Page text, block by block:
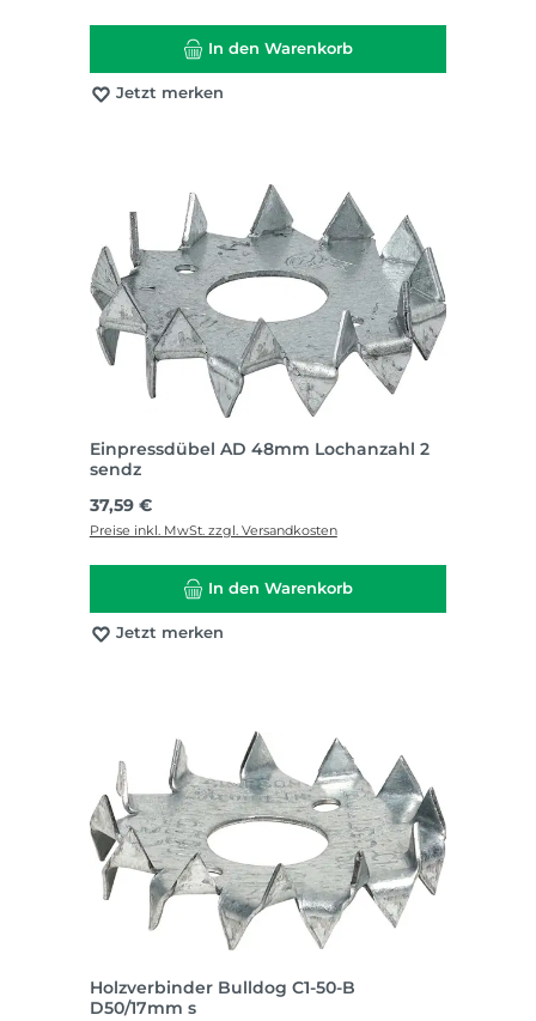
In den Warenkorb
Jetzt merken
Einpressdübel AD 48mm Lochanzahl 2
sendz
Regulärer Preis:
37,59 €
Preise inkl. MwSt. zzgl. Versandkosten
In den Warenkorb
Jetzt merken
Holzverbinder Bulldog C1-50-B
D50/17mm s